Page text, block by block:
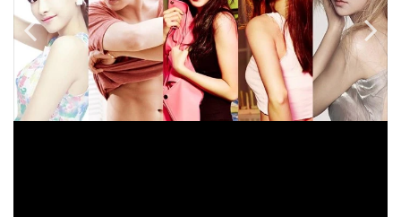
• Cyber BIZ
• ผู้จัดกวน
• Good health & Well-being
• Green Innovation & SD
• Management & HR